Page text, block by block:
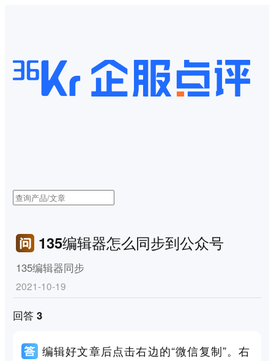
135编辑器怎么同步到公众号
135编辑器同步
2021-10-19
回答 3
编辑好文章后点击右边的“微信复制”。右